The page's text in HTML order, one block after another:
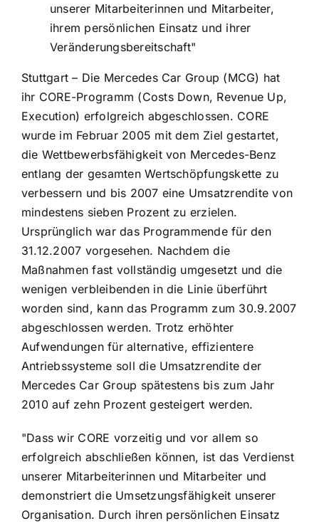
unserer Mitarbeiterinnen und Mitarbeiter,
ihrem persönlichen Einsatz und ihrer
Veränderungsbereitschaft"
Stuttgart – Die Mercedes Car Group (MCG) hat
ihr CORE-Programm (Costs Down, Revenue Up,
Execution) erfolgreich abgeschlossen. CORE
wurde im Februar 2005 mit dem Ziel gestartet,
die Wettbewerbsfähigkeit von Mercedes-Benz
entlang der gesamten Wertschöpfungskette zu
verbessern und bis 2007 eine Umsatzrendite von
mindestens sieben Prozent zu erzielen.
Ursprünglich war das Programmende für den
31.12.2007 vorgesehen. Nachdem die
Maßnahmen fast vollständig umgesetzt und die
wenigen verbleibenden in die Linie überführt
worden sind, kann das Programm zum 30.9.2007
abgeschlossen werden. Trotz erhöhter
Aufwendungen für alternative, effizientere
Antriebssysteme soll die Umsatzrendite der
Mercedes Car Group spätestens bis zum Jahr
2010 auf zehn Prozent gesteigert werden.
"Dass wir CORE vorzeitig und vor allem so
erfolgreich abschließen können, ist das Verdienst
unserer Mitarbeiterinnen und Mitarbeiter und
demonstriert die Umsetzungsfähigkeit unserer
Organisation. Durch ihren persönlichen Einsatz